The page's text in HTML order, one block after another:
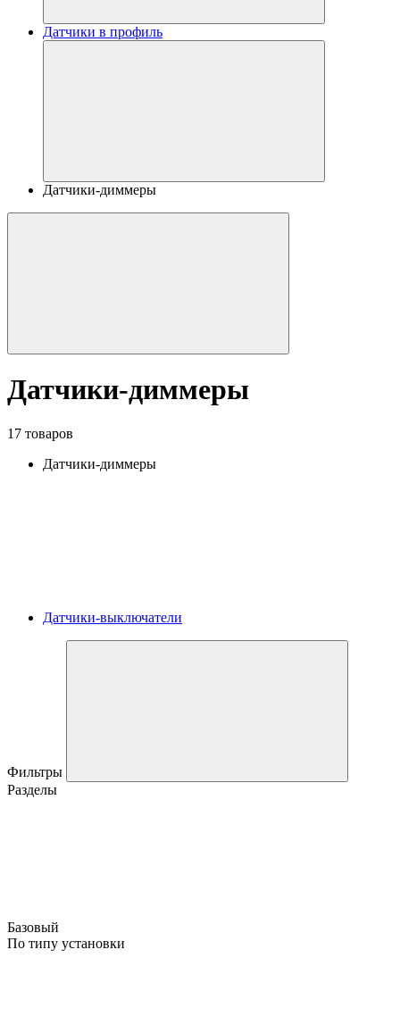
Датчики в профиль
Датчики-диммеры
Датчики-диммеры
17 товаров
Датчики-диммеры
Датчики-выключатели
Фильтры
Разделы
Базовый
По типу установки